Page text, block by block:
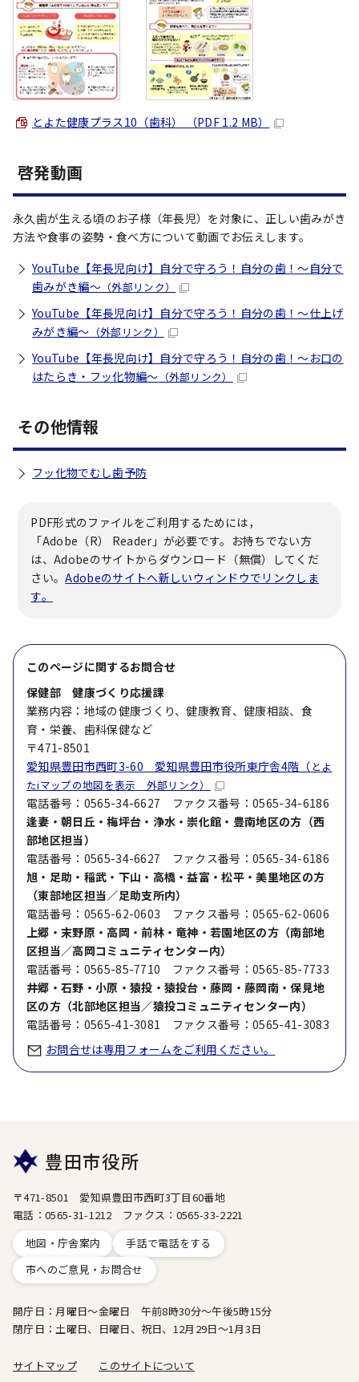
とよた健康プラス10（歯科） （PDF 1.2 MB）
啓発動画
永久歯が生える頃のお子様（年長児）を対象に、正しい歯みがき
方法や食事の姿勢・食べ方について動画でお伝えします。
YouTube【年長児向け】自分で守ろう！自分の歯！～自分で
歯みがき編～（外部リンク）
YouTube【年長児向け】自分で守ろう！自分の歯！～仕上げ
みがき編～ （外部リンク）
YouTube【年長児向け】自分で守ろう！自分の歯！～お口の
はたらき・フッ化物編～ （外部リンク）
その他情報
フッ化物でむし歯予防
PDF形式のファイルをご利用するためには，
「Adobe（R） Reader」が必要です。お持ちでない方
は、Adobeのサイトからダウンロード（無償）してくだ
さい。Adobeのサイトへ新しいウィンドウでリンクしま
す。
このページに関するお問合せ
保健部 健康づくり応援課
業務内容：地域の健康づくり、健康教育、健康相談、食
育・栄養、歯科保健など
〒471-8501
愛知県豊田市西町3-60 愛知県豊田市役所東庁舎4階（ とよ
たiマップの地図を表示 外部リンク）
電話番号：0565-34-6627 ファクス番号：0565-34-6186
逢妻・朝日丘・梅坪台・浄水・崇化館・豊南地区の方 （西
部地区担当）
電話番号：0565-34-6627 ファクス番号：0565-34-6186
旭・足助・稲武・下山・高橋・益富・松平・美里地区の方
（東部地区担当／足助支所内）
電話番号：0565-62-0603 ファクス番号：0565-62-0606
上郷・末野原・高岡・前林・竜神・若園地区の方（南部地
区担当／高岡コミュニティセンター内）
電話番号：0565-85-7710 ファクス番号：0565-85-7733
井郷・石野・小原・猿投・猿投台・藤岡・藤岡南・保見地
区の方（北部地区担当／猿投コミュニティセンター内）
電話番号：0565-41-3081 ファクス番号：0565-41-3083
お問合せは専用フォームをご利用ください。
豊田市役所
〒471-8501 愛知県豊田市西町3丁目60番地
電話：0565-31-1212 ファクス：0565-33-2221
地図・庁舎案内
手話で電話をする
市へのご意見・お問合せ
開庁日：月曜日～金曜日 午前8時30分～午後5時15分
閉庁日：土曜日、日曜日、祝日、12月29日～1月3日
サイトマップ このサイトについて